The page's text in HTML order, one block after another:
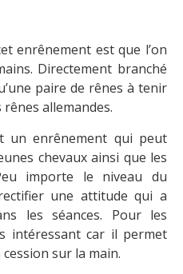
enrênement est que l’on
Directement branché
paire de rênes à tenir
allemandes.
un enrênement qui peut
chevaux ainsi que les
importe le niveau du
une attitude qui a
les séances. Pour les
intéressant car il permet
sur la main.